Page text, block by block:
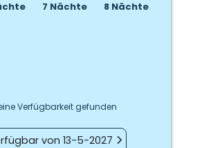
7 Nächte 8 Nächte
Verfügbarkeit gefunden
von 13-5-2027